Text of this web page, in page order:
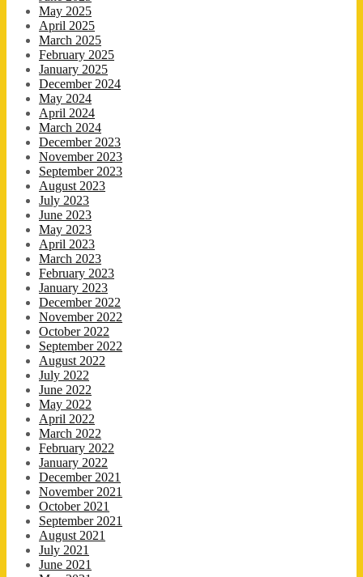
May 2025
April 2025
March 2025
February 2025
January 2025
December 2024
May 2024
April 2024
March 2024
December 2023
November 2023
September 2023
August 2023
July 2023
June 2023
May 2023
April 2023
March 2023
February 2023
January 2023
December 2022
November 2022
October 2022
September 2022
August 2022
July 2022
June 2022
May 2022
April 2022
March 2022
February 2022
January 2022
December 2021
November 2021
October 2021
September 2021
August 2021
July 2021
June 2021